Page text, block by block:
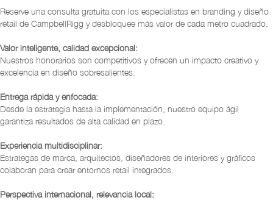
Reserve una consulta gratuita con los especialistas en branding y diseño
retail de CampbellRigg y desbloquee más valor de cada metro cuadrado.
Valor inteligente, calidad excepcional:
Nuestros honorarios son competitivos y ofrecen un impacto creativo y
excelencia en diseño sobresalientes.
Entrega rápida y enfocada:
Desde la estrategia hasta la implementación, nuestro equipo ágil
garantiza resultados de alta calidad en plazo.
Experiencia multidisciplinar:
Estrategas de marca, arquitectos, diseñadores de interiores y gráficos
colaboran para crear entornos retail integrados.
Perspectiva internacional, relevancia local: